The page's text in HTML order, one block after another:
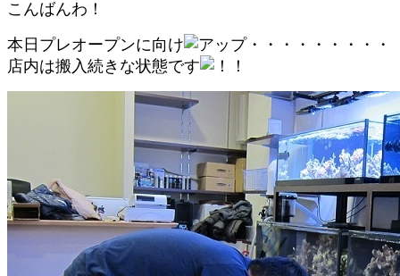
こんばんわ！
本日プレオープンに向け
・・・・・・・・・
店内は搬入続きな状態です